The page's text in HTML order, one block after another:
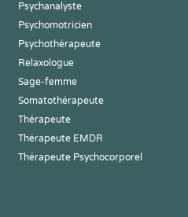
Psychanalyste
Psychomotricien
Psychothérapeute
Relaxologue
Sage-femme
Somatothérapeute
Thérapeute
Thérapeute EMDR
Thérapeute Psychocorporel